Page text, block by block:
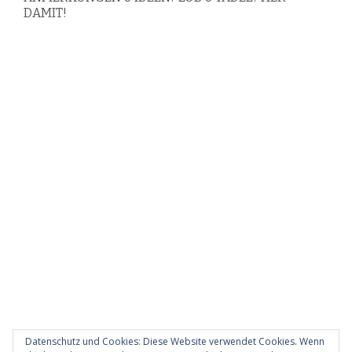
DAMIT!
Datenschutz und Cookies: Diese Website verwendet Cookies. Wenn